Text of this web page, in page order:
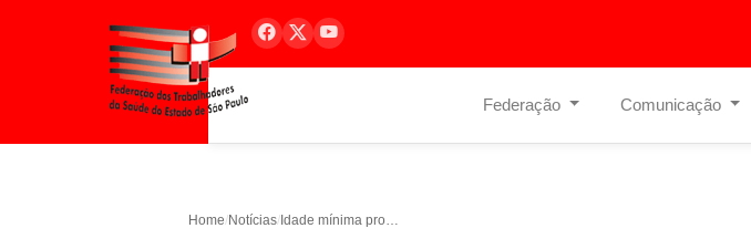
Federação Comunicação
Home/Notícias/ Idade mínima proposta pelo governo em reforma da Previdência será de 65 anos